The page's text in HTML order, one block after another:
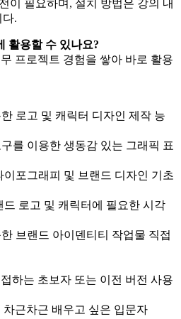
이 필요하며, 설치 방법은 강의 내
다.
활용할 수 있나요?
프로젝트 경험을 쌓아 바로 활용
로고 및 캐릭터 디자인 제작 능
를 이용한 생동감 있는 그래픽 표
포그래피 및 브랜드 디자인 기초
로고 및 캐릭터에 필요한 시각
브랜드 아이덴티티 작업물 직접
하는 초보자 또는 이전 버전 사용
근차근 배우고 싶은 입문자